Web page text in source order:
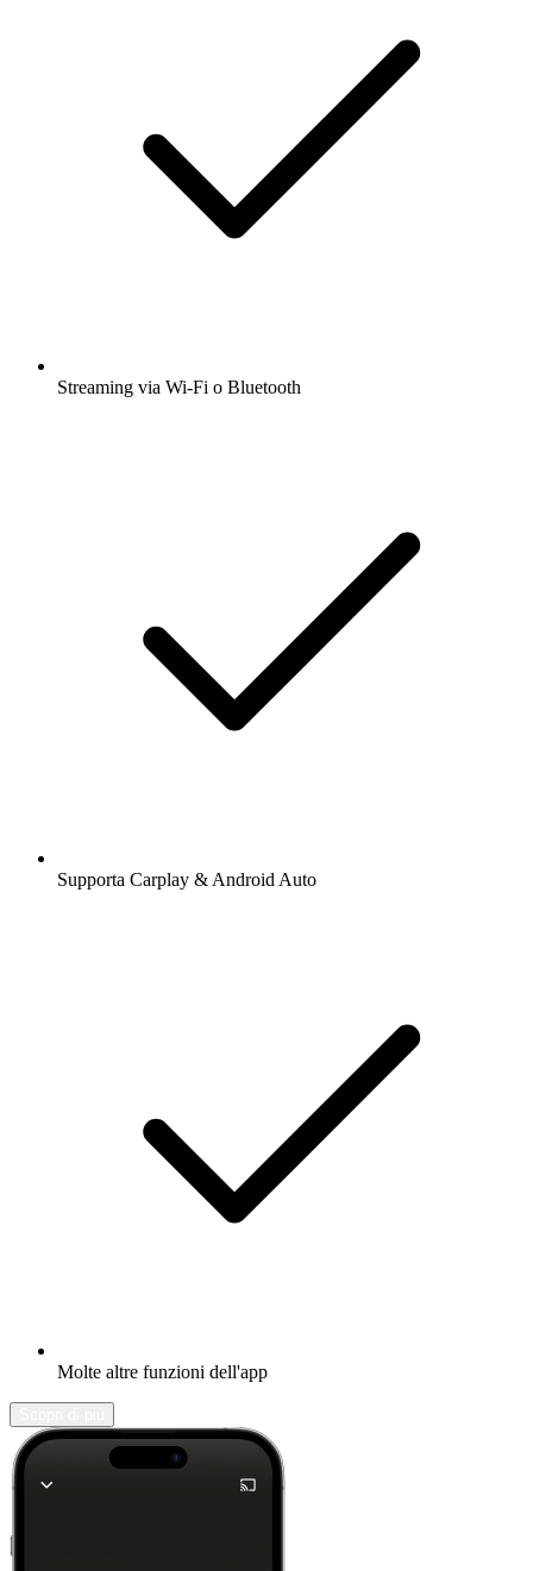
Streaming via Wi-Fi o Bluetooth
Supporta Carplay & Android Auto
Molte altre funzioni dell'app